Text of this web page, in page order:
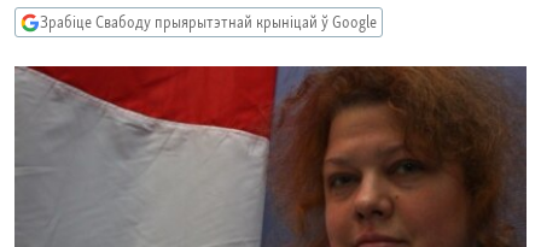
да
пошукуБЕЛАРУСЫ НА ВАЙНЕ
ПАЛІТВЯЗЬНІ
КУЛЬТУРА
АЎДЫЁКНІГІ
PREMIUM
МОВА
TWITTER
Усе сайты РС/РСЭ
Зрабіце Свабоду прыярытэтнай крыніцай ў Google